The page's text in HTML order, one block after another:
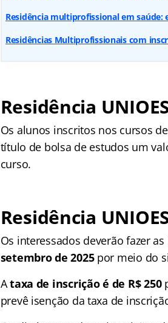
Residência multiprofissional em saúde:
Residências Multiprofissionais com
Residência
Os alunos inscritos nos cursos
título de bolsa de estudos um
curso.
Residência
Os interessados deverão fazer
setembro de 2025por meio do
Ataxa de inscrição é de R$ 250
prevê isenção da taxa de